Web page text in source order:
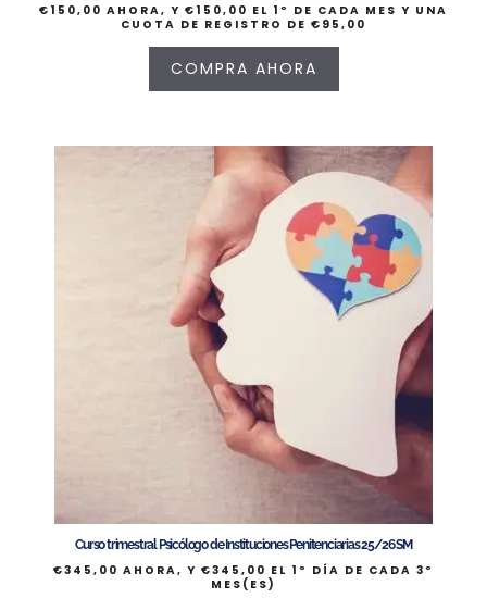
€ 150,00 AHORA, Y € 150,00 EL 1º DE CADA MES Y UNA
CUOTA DE REGISTRO DE € 95,00
COMPRA AHORA
Curso trimestral Psicólogo de Instituciones Penitenciarias 25/26 SM
€345,00 AHORA, Y €345,00 EL 1º DÍA DE CADA 3º
MES(ES)